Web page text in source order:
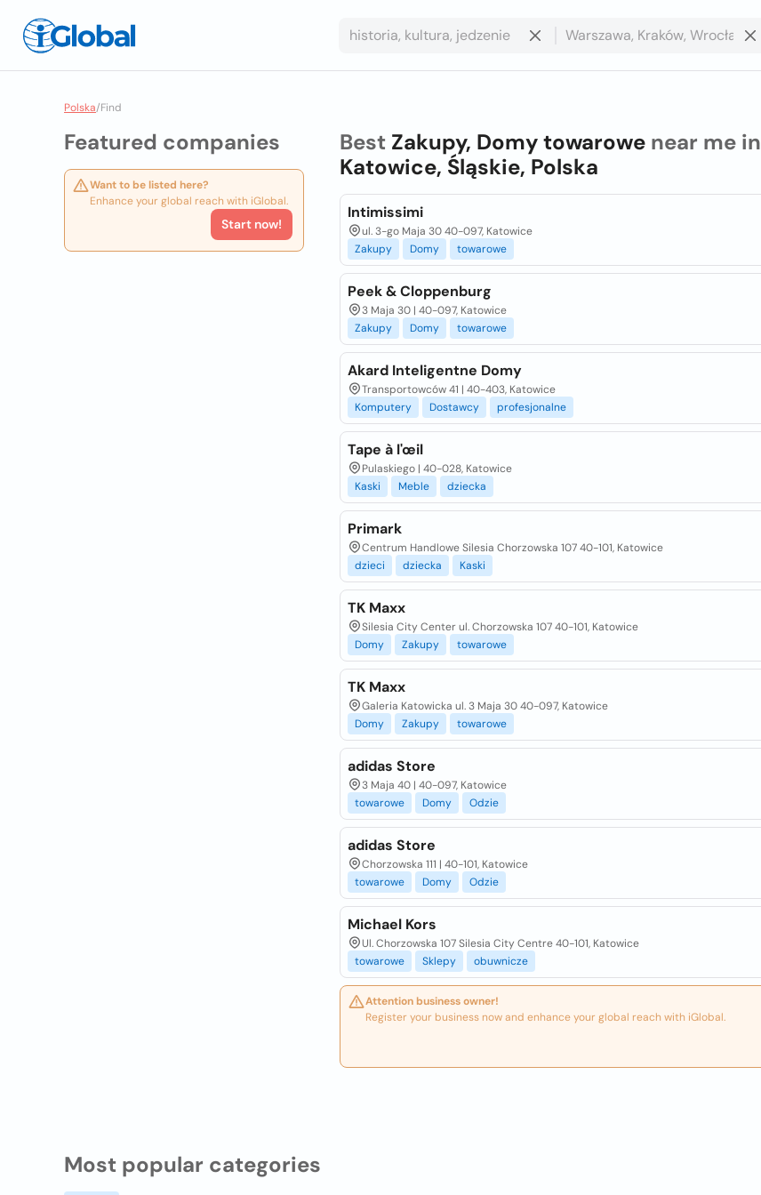
Polska/Find
Featured companies
Want to be listed here?
Enhance your global reach with iGlobal.
Start now!
Best Zakupy, Domy towarowenear me in
Katowice, Śląskie, Polska
Intimissimi
ul. 3-go Maja 30 40-097, Katowice
Zakupy
Domy towarowe
Peek & Cloppenburg
3 Maja 30 | 40-097, Katowice
Zakupy
Domy towarowe
Akard Inteligentne Domy
Transportowców 41 | 40-403, Katowice
Komputery
Dostawcy profesjonalne
Tape à l'œil
Pulaskiego | 40-028, Katowice
Kaski
Meble dziecka
Primark
Centrum Handlowe Silesia Chorzowska 107 40-101, Katowice
dzieci
dziecka Kaski
TK Maxx
Silesia City Center ul. Chorzowska 107 40-101, Katowice
Domy
Zakupy towarowe
TK Maxx
Galeria Katowicka ul. 3 Maja 30 40-097, Katowice
Domy
Zakupy towarowe
adidas Store
3 Maja 40 | 40-097, Katowice
towarowe
Domy Odzie
adidas Store
Chorzowska 111 | 40-101, Katowice
towarowe
Domy Odzie
Michael Kors
Ul. Chorzowska 107 Silesia City Centre 40-101, Katowice
towarowe
Sklepy obuwnicze
Attention business owner!
Register your business now and enhance your global reach with iGlobal.
Most popular categories